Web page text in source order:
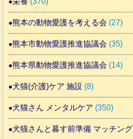
熊本の動物愛護を考える会 (27)
熊本市動物愛護推進協議会 (35)
熊本県動物愛護推進協議会 (14)
犬猫(介護)ケア 施設 (8)
犬猫さん メンタルケア (350)
犬猫さんと暮す前準備 マッチング